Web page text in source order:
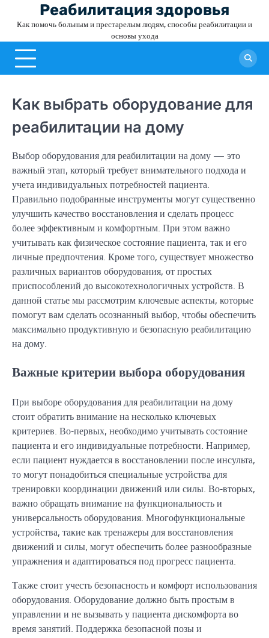
Реабилитация здоровья
Как помочь больным и престарелым людям, способы реабилитации и
основы ухода
Как выбрать оборудование для
реабилитации на дому
Выбор оборудования для реабилитации на дому — это
важный этап, который требует внимательного подхода и
учета индивидуальных потребностей пациента.
Правильно подобранные инструменты могут существенно
улучшить качество восстановления и сделать процесс
более эффективным и комфортным. При этом важно
учитывать как физическое состояние пациента, так и его
личные предпочтения. Кроме того, существует множество
различных вариантов оборудования, от простых
приспособлений до высокотехнологичных устройств. В
данной статье мы рассмотрим ключевые аспекты, которые
помогут вам сделать осознанный выбор, чтобы обеспечить
максимально продуктивную и безопасную реабилитацию
на дому.
Важные критерии выбора оборудования
При выборе оборудования для реабилитации на дому
стоит обратить внимание на несколько ключевых
критериев. Во-первых, необходимо учитывать состояние
пациента и его индивидуальные потребности. Например,
если пациент нуждается в восстановлении после инсульта,
то могут понадобиться специальные устройства для
тренировки координации движений или силы. Во-вторых,
важно обращать внимание на функциональность и
универсальность оборудования. Многофункциональные
устройства, такие как тренажеры для восстановления
движений и силы, могут обеспечить более разнообразные
упражнения и адаптироваться под прогресс пациента.
Также стоит учесть безопасность и комфорт использования
оборудования. Оборудование должно быть простым в
управлении и не вызывать у пациента дискомфорта во
время занятий. Поддержка безопасной позы и